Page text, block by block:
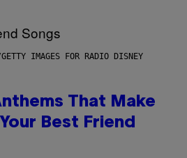
IMAGES FOR RADIO DISNEY
That Make
Best Friend